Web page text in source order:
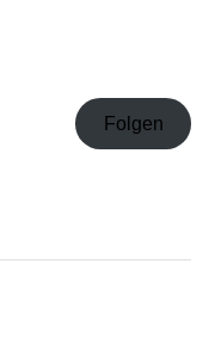
Folgen